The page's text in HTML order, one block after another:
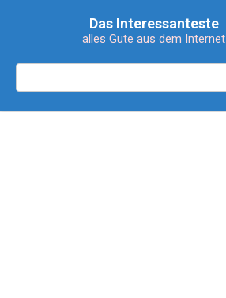
Das Interessanteste
alles Gute aus dem Internet